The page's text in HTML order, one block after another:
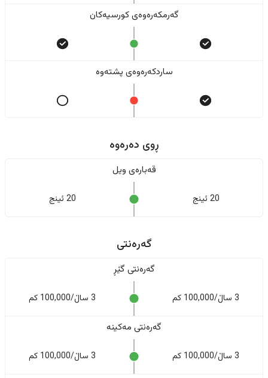
گەرمکەرەوەی کورسیەکان
ساردکەرەوەی پشتەوە
ڕوی دەرەوە
قەبارەی ویل
20 ئینج 20 ئینج
گەرەنتی
گەرەنتی گێڕ
3 ساڵ/100,000 کم 3 ساڵ/100,000 کم
گەرەنتی مەکینە
3 ساڵ/100,000 کم 3 ساڵ/100,000 کم